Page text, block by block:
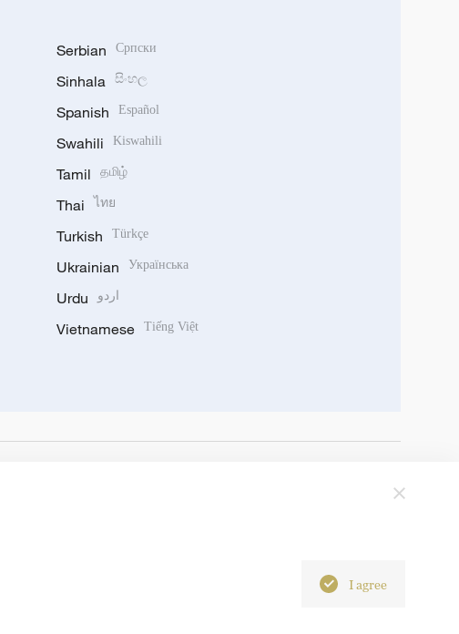
Serbian Српски
Sinhala සිංහල
Spanish Español
Swahili Kiswahili
Tamil தமிழ்
Thai ไทย
Turkish Türkçe
Ukrainian Українська
Urdu اردو
Vietnamese Tiếng Việt
I agree